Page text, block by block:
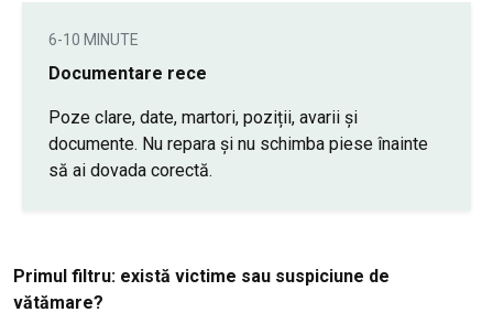
6-10 MINUTE
Documentare rece
Poze clare, date, martori, poziții, avarii și
documente. Nu repara și nu schimba piese înainte
să ai dovada corectă.
Primul filtru: există victime sau suspiciune de
vătămare?